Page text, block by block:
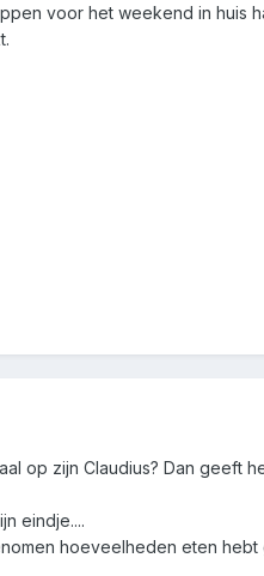
voor het weekend in huis
op zijn Claudius? Dan geeft
eindje....
hoeveelheden eten hebt